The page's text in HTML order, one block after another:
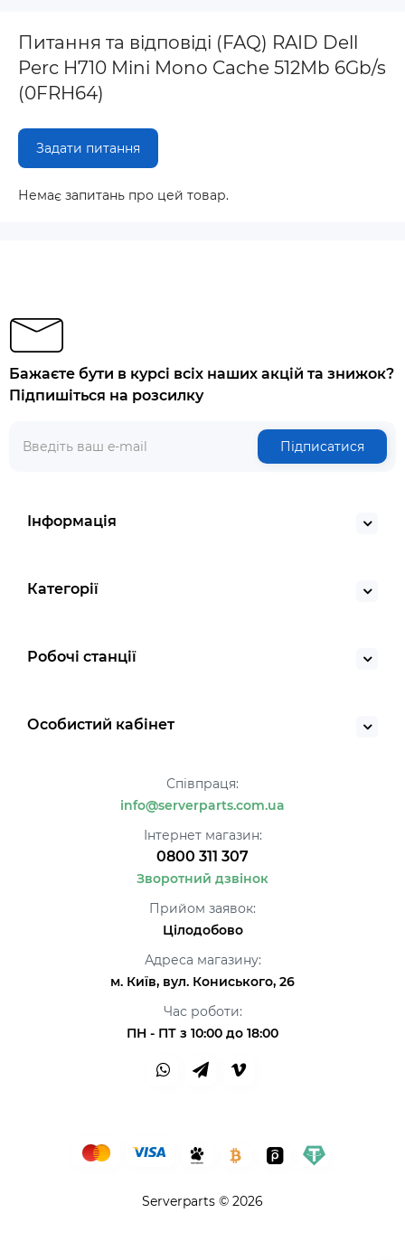
Питання та відповіді (FAQ) RAID Dell
Perc H710 Mini Mono Cache 512Mb 6Gb/s
(0FRH64)
Задати питання
Немає запитань про цей товар.
Бажаєте бути в курсі всіх наших акцій та знижок?
Підпишіться на розсилку
Підписатися
Інформація
Категорії
Робочі станції
Особистий кабінет
Співпраця:
info@serverparts.com.ua
Інтернет магазин:
0800 311 307
Зворотний дзвінок
Прийом заявок:
Цілодобово
Адреса магазину:
м. Київ, вул. Кониського, 26
Час роботи:
ПН - ПТ з 10:00 до 18:00
Serverparts © 2026